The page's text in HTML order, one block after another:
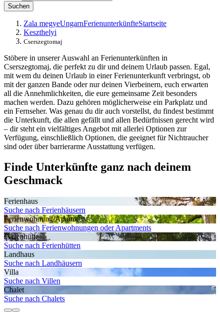
Suchen
Zala megyeUngarnFerienunterkünfteStartseite
Keszthelyi
Cserszegtomaj
Stöbere in unserer Auswahl an Ferienunterkünften in
Cserszegtomaj, die perfekt zu dir und deinem Urlaub passen. Egal,
mit wem du deinen Urlaub in einer Ferienunterkunft verbringst, ob
mit der ganzen Bande oder nur deinen Vierbeinern, euch erwarten
all die Annehmlichkeiten, die eure gemeinsame Zeit besonders
machen werden. Dazu gehören möglicherweise ein Parkplatz und
ein Fernseher. Was genau du dir auch vorstellst, du findest bestimmt
die Unterkunft, die allen gefällt und allen Bedürfnissen gerecht wird
– dir steht ein vielfältiges Angebot mit allerlei Optionen zur
Verfügung, einschließlich Optionen, die geeignet für Nichtraucher
sind oder über barrierarme Ausstattung verfügen.
Finde Unterkünfte ganz nach deinem
Geschmack
Ferienhaus
Suche nach Ferienhäusern
Ferienwohnung/Apartment
Suche nach Ferienwohnungen oder Apartments
Ferienhütte
Suche nach Ferienhütten
Landhaus
Suche nach Landhäusern
Villa
Suche nach Villen
Chalet
Suche nach Chalets